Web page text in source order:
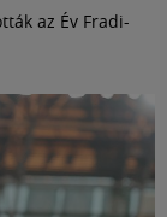
az Év Fradi-